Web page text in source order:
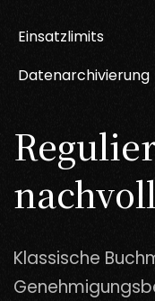
Einsatzlimits
Datenarchivierung
Klassische